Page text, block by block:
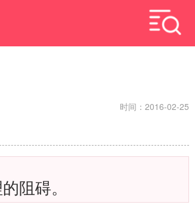
时间：2016-02-25
阻碍。